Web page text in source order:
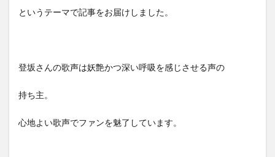
というテーマで記事をお届けしました。
登坂さんの歌声は妖艶かつ深い呼吸を感じさせる声の
持ち主。
心地よい歌声でファンを魅了しています。